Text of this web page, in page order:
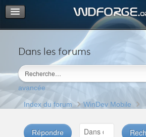
Dans les forums
avancée
Portail
Index du forum
M’enregistrer
Connexion
Index du forum WinDev Mobile
Répondre